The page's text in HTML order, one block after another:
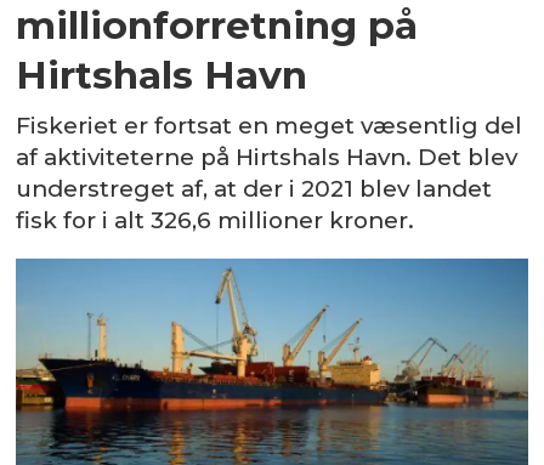
millionforretning på
Hirtshals Havn
Fiskeriet er fortsat en meget væsentlig del
af aktiviteterne på Hirtshals Havn. Det blev
understreget af, at der i 2021 blev landet
fisk for i alt 326,6 millioner kroner.